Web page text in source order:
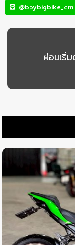
@boybigbike_cm
ผ่อนเริ่